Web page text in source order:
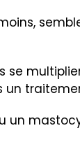
se
un
un